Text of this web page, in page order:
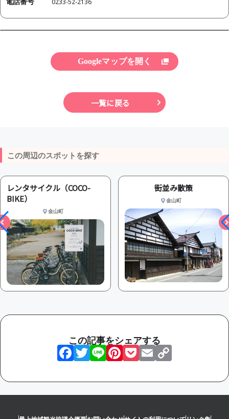
0233-52-2136
Googleマップを開く
一覧に戻る
この周辺のスポットを探す
レンタサイクル（COCO-
BIKE）
金山町
街並み散策
金山町
この記事をシェアする
Facebook
Twitter
LinePinterest
Pocket
Email